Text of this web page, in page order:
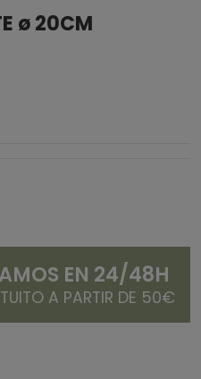
ø 20CM
EN 24/48H
A PARTIR DE 50€